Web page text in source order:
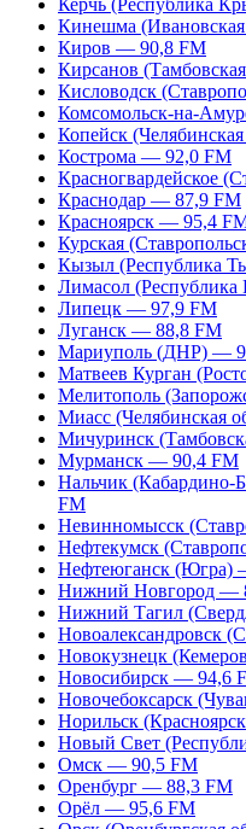
Керчь (Республика
Кинешма
Киров — 90,8 FM
Кирсанов
Кисловодск
Комсомольск-на-
Копейск
Кострома — 92,0 FM
Красногвардейское
Краснодар — 87,9 FM
Красноярск — 95,4
Курская
Кызыл (Республика
Лимасол
Липецк — 97,9 FM
Луганск — 88,8 FM
Мариуполь (ДНР) —
Матвеев Курган
Мелитополь
Миасс (Челябинская
Мичуринск
Мурманск — 90,4 FM
Нальчик (Кабардино-
FM
Невинномысск
Нефтекумск
Нефтеюганск (Югра)
Нижний Новгород —
Нижний Тагил
Новоалександровск
Новокузнецк
Новосибирск — 94,6
Новочебоксарск
Норильск
Новый Свет
Омск — 90,5 FM
Оренбург — 88,3 FM
Орёл — 95,6 FM